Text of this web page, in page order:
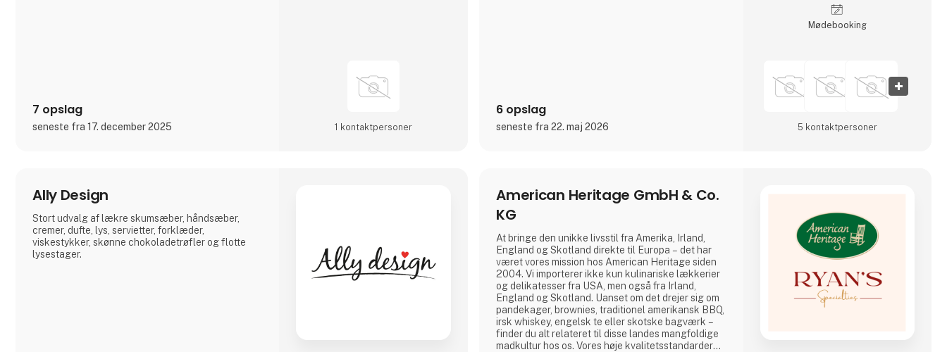
7 opslag
seneste fra 17. december 2025 1 kontakt­personer
6 opslag
seneste fra 22. maj 2026
Møde­booking
5 kontakt­personer
Ally Design
Stort udvalg af lækre skumsæber, håndsæber,
cremer, dufte, lys, servietter, forklæder,
viskestykker, skønne chokoladetrøfler og flotte
lysestager.
American Heritage GmbH & Co.
KG
At bringe den unikke livsstil fra Amerika, Irland,
England og Skotland direkte til Europa – det har
været vores mission hos American Heritage siden
2004. Vi importerer ikke kun kulinariske lækkerier
og delikatesser fra USA, men også fra Irland,
England og Skotland. Uanset om det drejer sig om
pandekager, brownies, traditionel amerikansk BBQ,
irsk whiskey, engelsk te eller skotske bagværk –
finder du alt relateret til disse landes mangfoldige
madkultur hos os. Vores høje kvalitetsstandarder